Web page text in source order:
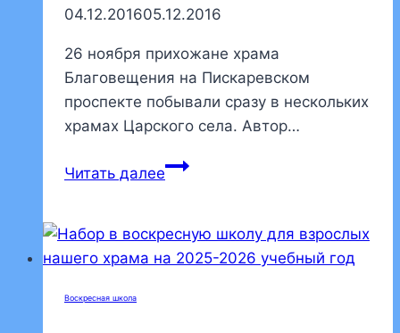
совершен
о
страждущих
недугом
винопития
04.12.201605.12.2016
26 ноября прихожане храма
Благовещения на Пискаревском
проспекте побывали сразу в нескольких
храмах Царского села. Автор…
Читать далееПаломническая
Царское
село.
Воскресная школа